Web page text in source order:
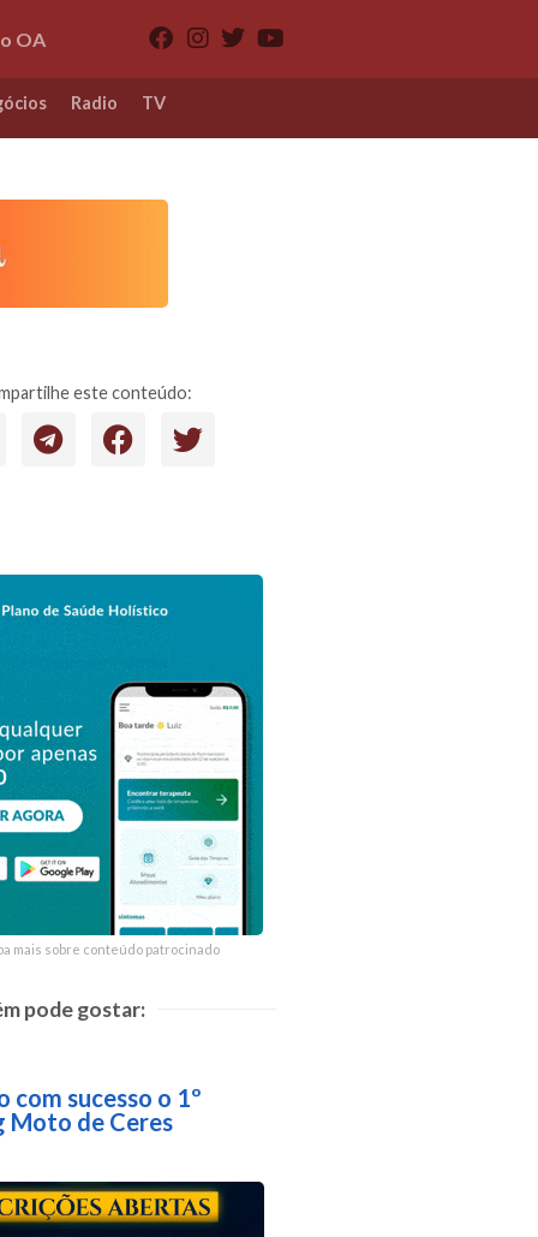
OA
Radio TV
este conteúdo:
mais sobre conteúdo patrocinado
mais sobre conteúdo patrocinado
pode gostar:
com sucesso o 1º
Moto de Ceres